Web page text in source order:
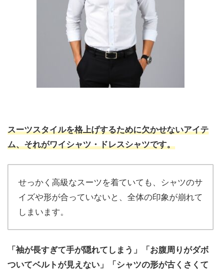
スーツスタイルを格上げするために欠かせないアイテ
ム、それがワイシャツ・ドレスシャツです。
せっかく高級なスーツを着ていても、シャツのサ
イズや形が合っていないと、全体の印象が崩れて
しまいます。
「袖が長すぎて手が隠れてしまう」「お腹周りがダボ
ついてベルトが見えない」「シャツの形が古くさくて